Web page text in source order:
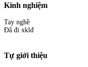
Kinh nghiệm
Tay nghề
Đã đi xklđ
Tự giới thiệu